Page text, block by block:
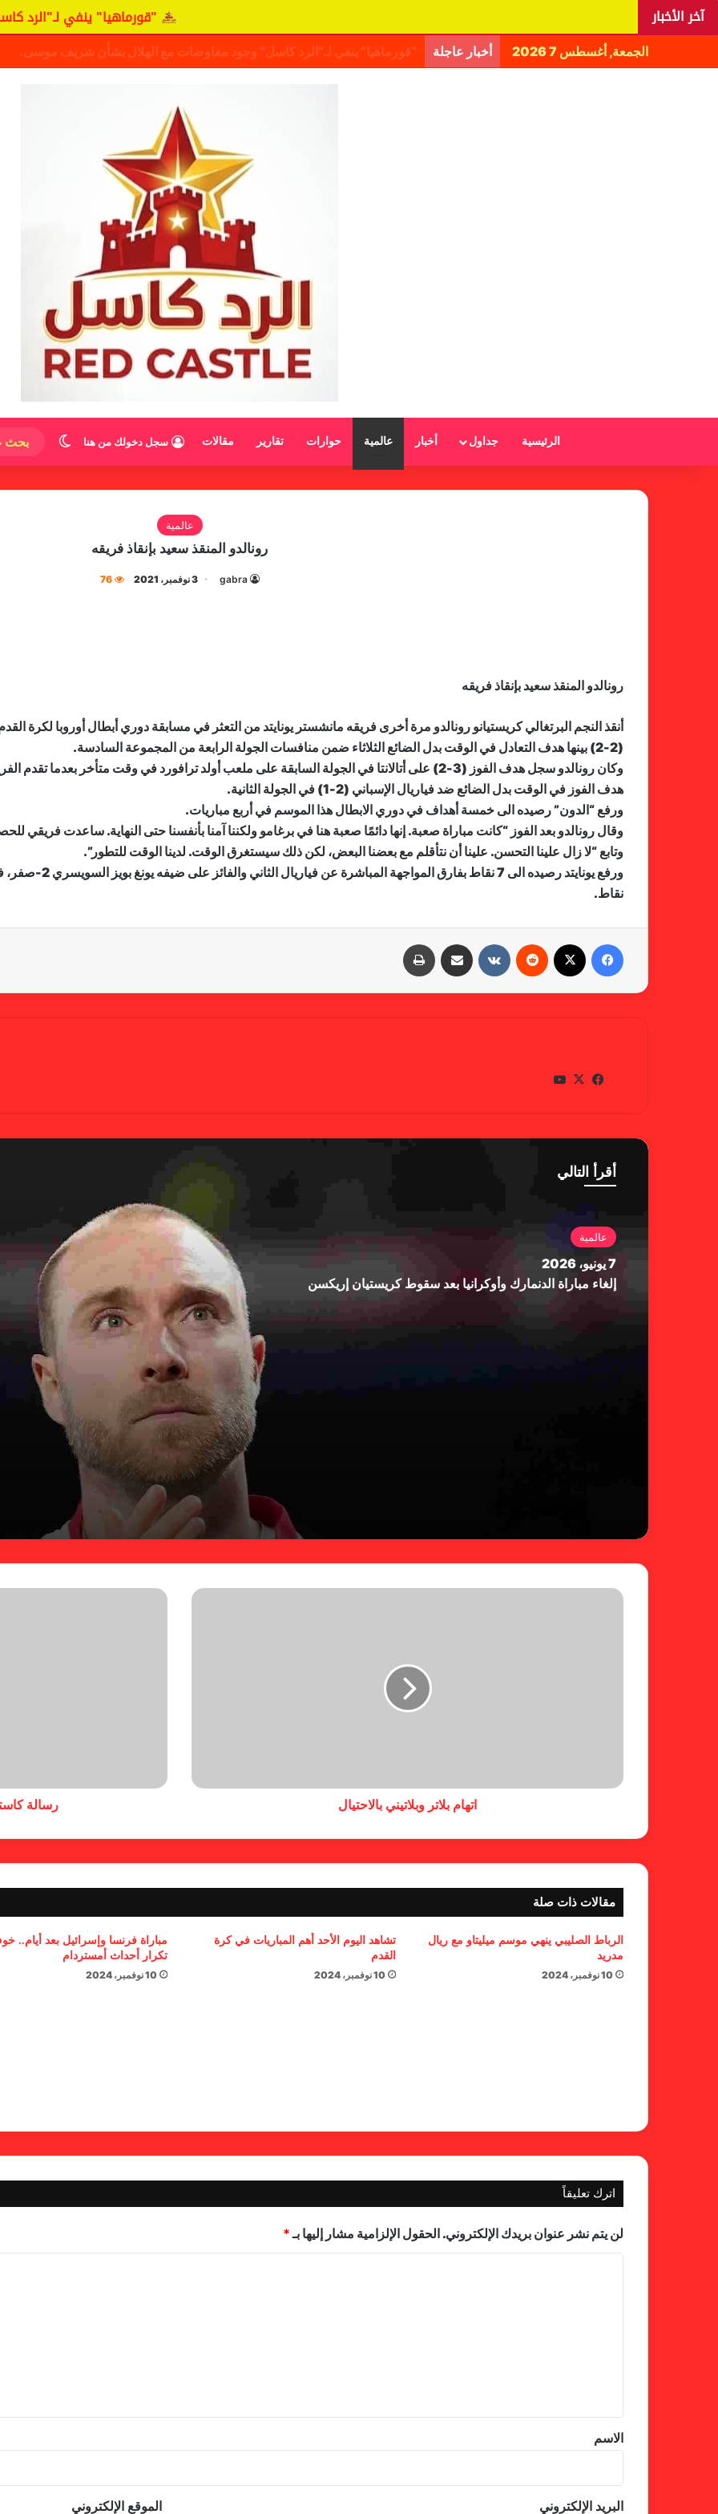
آخر الأخبار "قورماهيا" ينفي لـ"الرد كاسل"
الجمعة, أغسطس 7 2026 أخبار عاجلة اليانغا يكشف حقيقة مفاوضات نجم المريخ
الرئيسية جداول أخبار عالمية حوارات تقارير مقالات سجل دخولك من هنا الوضع
عالمية
رونالدو المنقذ سعيد بإنقاذ فريقه
gabra 3 نوفمبر، 2021 76
رونالدو المنقذ سعيد بإنقاذ فريقه
أنقذ النجم البرتغالي كريستيانو رونالدو مرة أخرى فريقه مانشستر يونايتد من التعثر في مسابقة دوري أبطال أوروبا لكرة
(2-2) بينها هدف التعادل في الوقت بدل الضائع الثلاثاء ضمن منافسات الجولة الرابعة من المجموعة السادسة.
وكان رونالدو سجل هدف الفوز (3-2) على أتالانتا في الجولة السابقة على ملعب أولد ترافورد في وقت متأخر
هدف الفوز في الوقت بدل الضائع ضد فياريال الإسباني (2-1) في الجولة الثانية.
ورفع “الدون” رصيده الى خمسة أهداف في دوري الابطال هذا الموسم في أربع مباريات.
وقال رونالدو بعد الفوز “كانت مباراة صعبة. إنها دائمًا صعبة هنا في برغامو ولكننا آمنا بأنفسنا حتى النهاية. ساعدت فريقي
وتابع “لا زال علينا التحسن. علينا أن نتأقلم مع بعضنا البعض، لكن ذلك سيستغرق الوقت. لدينا الوقت للتطور”.
ورفع يونايتد رصيده
نقاط.
في
وك
X
أقرأ التالي
عالمية
7 يونيو، 2026
إلغاء مباراة الدنمارك وأوكرانيا بعد سقوط كريستيان إريكسن
اتهام بلاتر وبلاتيني بالاحتيال رسالة
مقالات ذات صلة
الرباط الصليبي ينهي موسم ميليتاو مع ريال
مدريد
10 نوفمبر، 2024
تشاهد اليوم الأحد أهم المباريات في كرة
القدم
10 نوفمبر، 2024
مباراة فرنسا وإسرائيل بعد أيام..
تكرار أحداث أمستردام
10 نوفمبر، 2024
اترك تعليقاً
لن يتم نشر عنوان بريدك الإلكتروني. الحقول الإلزامية مشار إليها بـ*
*
الاسم
البريد الإلكتروني الموقع الإلكتروني